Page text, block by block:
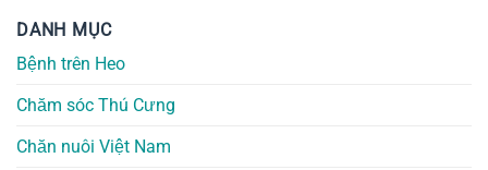
DANH MỤC
Bệnh trên Heo
Chăm sóc Thú Cưng
Chăn nuôi Việt Nam